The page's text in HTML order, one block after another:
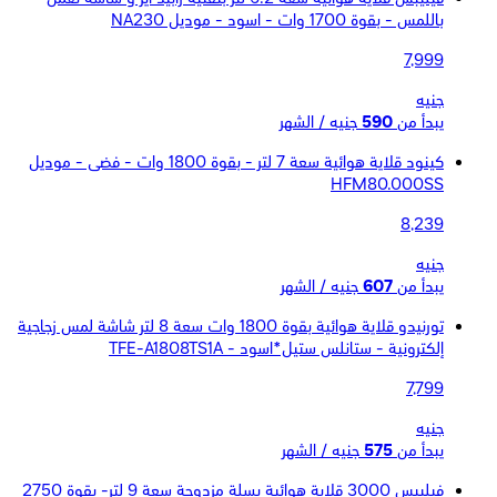
باللمس - بقوة 1700 وات - اسود - موديل NA230
7,999
جنيه
يبدأ من 590 جنيه / الشهر
كينود قلاية هوائية سعة 7 لتر - بقوة 1800 وات - فضى - موديل
HFM80.000SS
8,239
جنيه
يبدأ من 607 جنيه / الشهر
تورنيدو قلاية هوائية بقوة 1800 وات سعة 8 لتر شاشة لمس زجاجية
إلكترونية - ستانلس ستيل*اسود - TFE-A1808TS1A
7,799
جنيه
يبدأ من 575 جنيه / الشهر
فيليبس 3000 قلاية هوائية بسلة مزدوجة سعة 9 لتر- بقوة 2750